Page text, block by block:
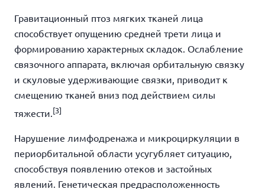
Гравитационный птоз мягких тканей лица
способствует опущению средней трети лица и
формированию характерных складок. Ослабление
связочного аппарата, включая орбитальную связку
и скуловые удерживающие связки, приводит к
смещению тканей вниз под действием силы
тяжести.[3]
Нарушение лимфодренажа и микроциркуляции в
периорбитальной области усугубляет ситуацию,
способствуя появлению отеков и застойных
явлений. Генетическая предрасположенность